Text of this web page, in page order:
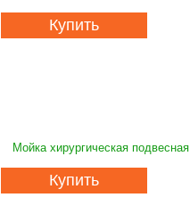
Купить
Мойка хирургическая
Купить